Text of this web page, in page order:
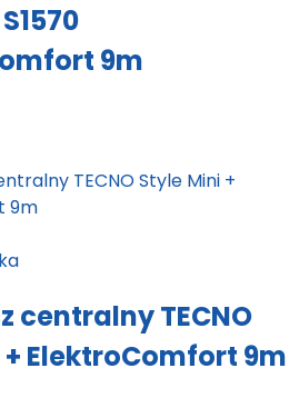
9m
centralny TECNO
ElektroComfort 9m